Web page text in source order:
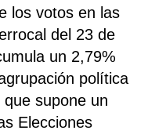
los votos en las
del 23 de
un 2,79%
política
supone un
Elecciones